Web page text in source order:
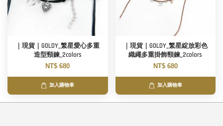
｜現貨｜GOLDY_繁星愛心多重
造型頸鍊_2colors
NT$ 680
加入購物車
｜現貨｜GOLDY_繁星綻放彩色
織繩多重掛飾頸鍊_2colors
NT$ 680
加入購物車